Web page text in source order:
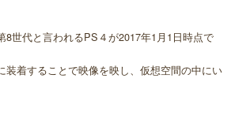
世代と言われるPS４が2017年1月1日時点で
着することで映像を映し、仮想空間の中にい